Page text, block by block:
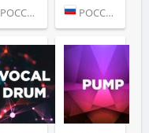
РОССИЯ (МОСКВА) РОССИЯ (МОСКВА)